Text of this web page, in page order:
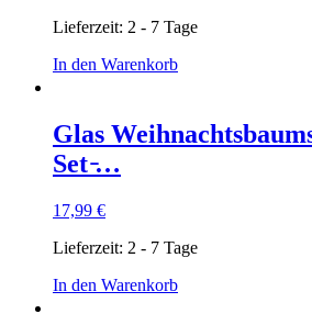
Lieferzeit: 2 - 7 Tage
In den Warenkorb
Glas
Set ̵…
17,99 €
Lieferzeit: 2 - 7 Tage
In den Warenkorb